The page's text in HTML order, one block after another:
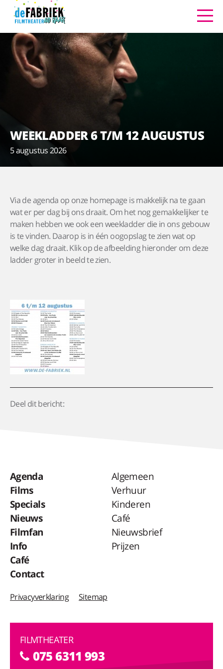
WEEKLADDER 6 T/M 12 AUGUSTUS
5 augustus 2026
Via de agenda op onze homepage is makkelijk na te gaan
wat er per dag bij ons draait. Om het nog gemakkelijker te
maken hebben we ook een weekladder die in ons gebouw
is te vinden. Daarop is in één oogopslag te zien wat op
welke dag draait. Klik op de afbeelding hieronder om deze
ladder groter in beeld te zien.
Deel dit bericht:
Agenda
Films
Specials
Nieuws
Filmfan
Info
Café
Contact
Algemeen
Verhuur
Kinderen
Café
Nieuwsbrief
Prijzen
Privacyverklaring Sitemap
FILMTHEATER
075 6311 993